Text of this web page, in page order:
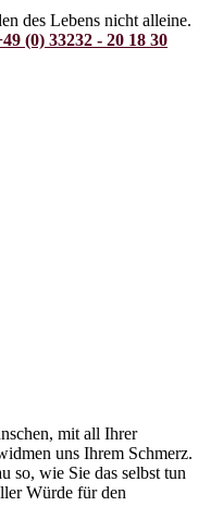
des Lebens nicht alleine.
(0) 33232 - 20 18 30
mit all Ihrer
uns Ihrem Schmerz.
so, wie Sie das selbst tun
Würde für den